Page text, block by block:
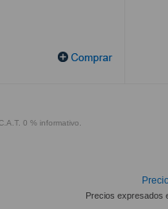
0 % informativo.
Precios expresados